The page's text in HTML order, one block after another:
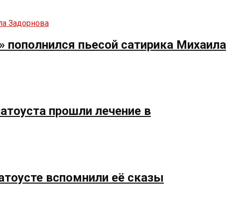
пьесой сатирика Михаила
прошли лечение в
вспомнили её сказы